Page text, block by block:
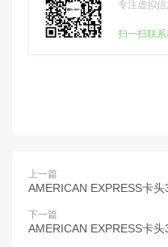
专注虚拟
扫一扫联
上一篇
AMERICAN EXPRESS卡
下一篇
AMERICAN EXPRESS卡